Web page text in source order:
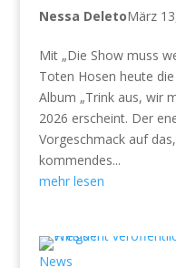
Nessa DeletoMärz
Mit „Die Show muss
Toten Hosen heute
Album „Trink aus, wir
2026 erscheint. Der
Vorgeschmack auf
kommendes...
mehr lesen
News